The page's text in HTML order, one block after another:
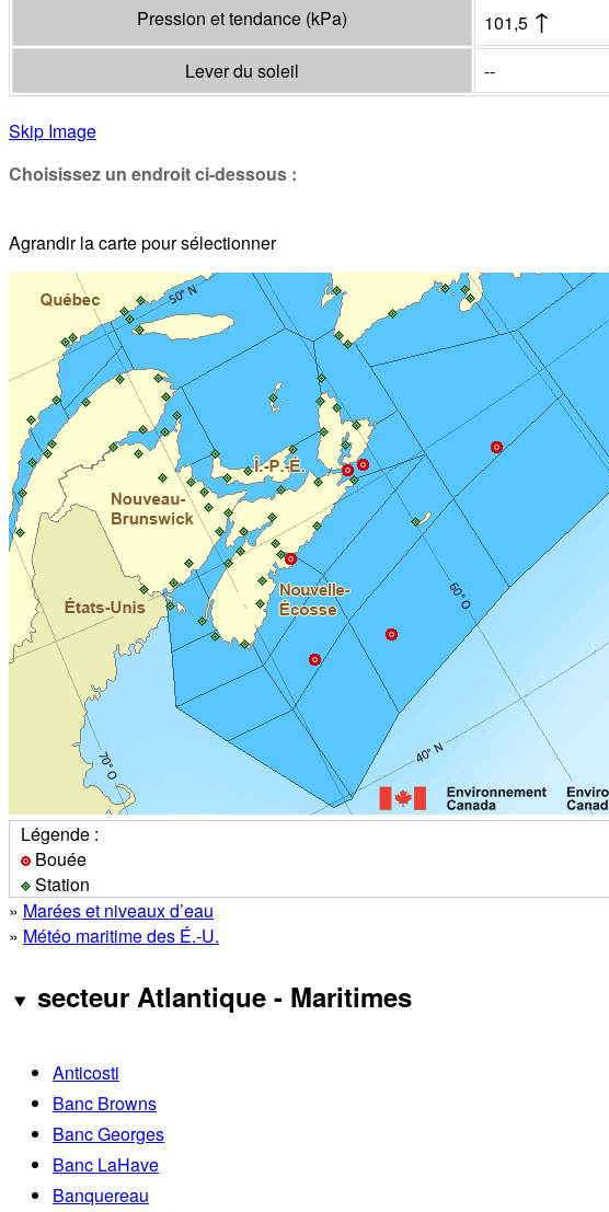
Pression et tendance (kPa) 101,5 ↑
Lever du soleil --
Skip Image
Choisissez un endroit ci-dessous :
Agrandir la carte pour sélectionner
Légende :
Bouée
Station
» Marées et niveaux d’eau
» Météo maritime des É.-U.
secteur Atlantique - Maritimes
Anticosti
Banc Browns
Banc Georges
Banc LaHave
Banquereau